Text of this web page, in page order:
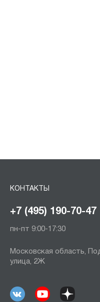
КОНТАКТЫ
+7 (495) 190-70-47
пн-пт 9:00-17:30
Московская область,
улица, 2Ж